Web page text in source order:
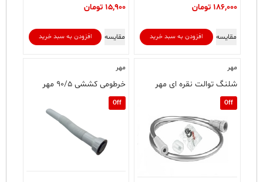
186,000 تومان
افزودن به سبد خرید مقایسه
15,900 تومان
افزودن به سبد خرید مقایسه
مهر
شلنگ توالت نقره ای مهر
Off
مهر
خرطومی کششی ۹۰/۵ مهر
Off